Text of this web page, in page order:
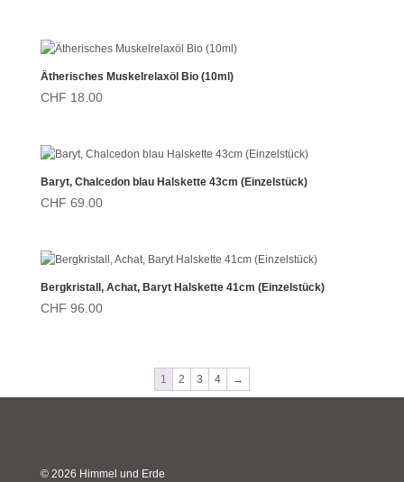
Ätherisches Muskelrelaxöl Bio (10ml)
CHF 18.00
Baryt, Chalcedon blau Halskette 43cm (Einzelstück)
CHF 69.00
Bergkristall, Achat, Baryt Halskette 41cm (Einzelstück)
CHF 96.00
1 2 3 4 →
© 2026 Himmel und Erde